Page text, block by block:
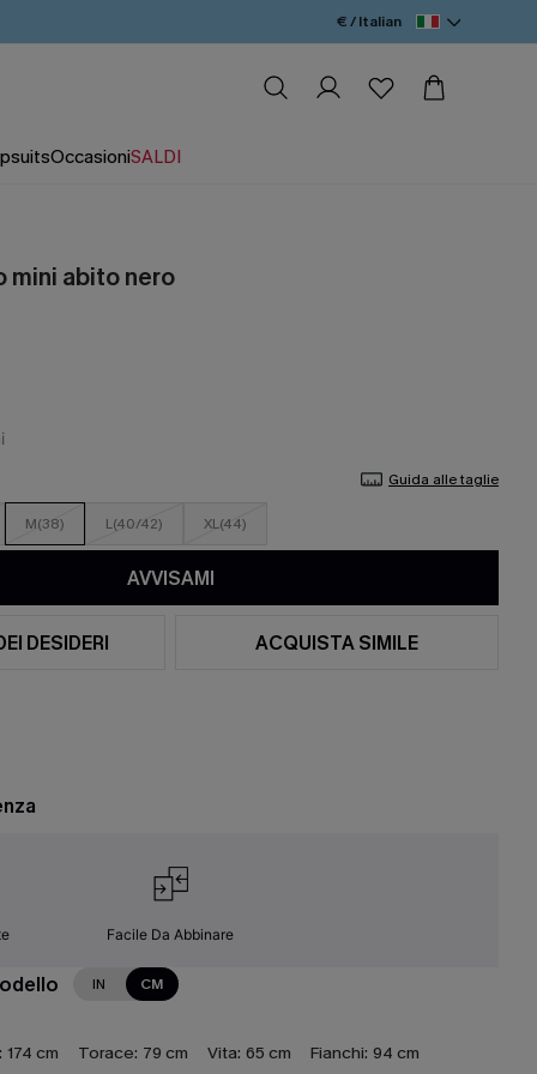
€ / Italian
OccasioniSALDI
mini abito nero
Guida alle taglie
M(38) L(40/42) XL(44)
AVVISAMI
DESIDERI ACQUISTA SIMILE
Facile Da Abbinare
IN CM
174 cm Torace: 79 cm Vita: 65 cm Fianchi: 94 cm